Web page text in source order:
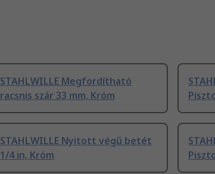
STAHLWILLE Megfordítható
racsnis szár 33 mm, Króm
STAHLWILLE Nyitott végű betét
1/4 in, Króm